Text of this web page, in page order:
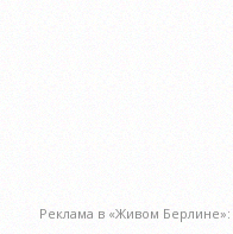
Реклама в «Живом Берлине»: